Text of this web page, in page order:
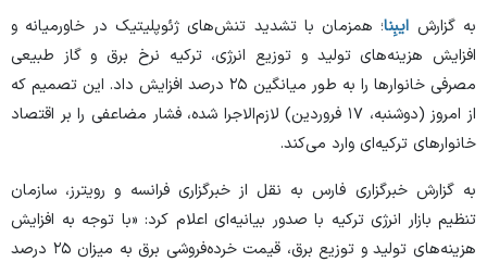
به گزارش ایبِنا؛ همزمان با تشدید تنش‌های ژئوپلیتیک در خاورمیانه و
افزایش هزینه‌های تولید و توزیع انرژی، ترکیه نرخ برق و گاز طبیعی
مصرفی خانوار‌ها را به طور میانگین ۲۵ درصد افزایش داد. این تصمیم که
از امروز (دوشنبه، ۱۷ فروردین) لازم‌الاجرا شده، فشار مضاعفی را بر اقتصاد
خانوار‌های ترکیه‌ای وارد می‌کند.
به گزارش خبرگزاری فارس به نقل از خبرگزاری فرانسه و رویترز، سازمان
تنظیم بازار انرژی ترکیه با صدور بیانیه‌ای اعلام کرد: «با توجه به افزایش
هزینه‌های تولید و توزیع برق، قیمت خرده‌فروشی برق به میزان ۲۵ درصد